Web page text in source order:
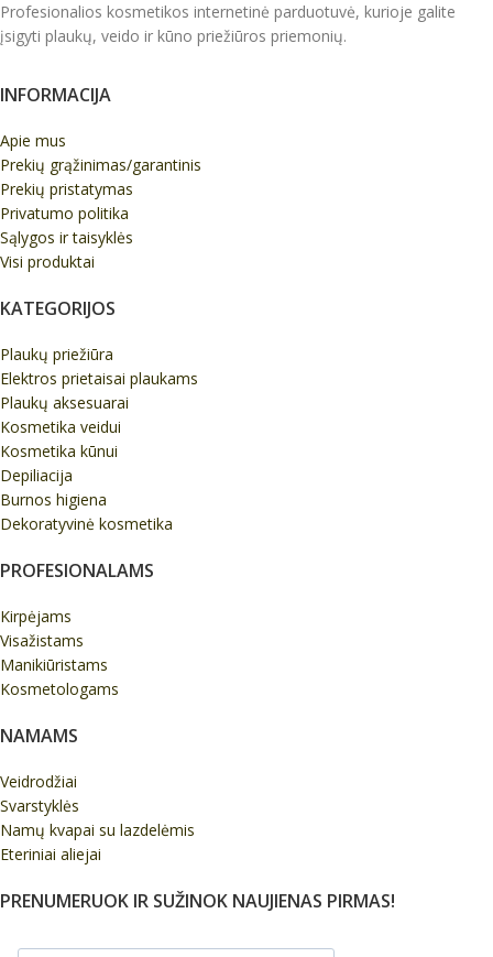
Profesionalios kosmetikos internetinė parduotuvė, kurioje galite
įsigyti plaukų, veido ir kūno priežiūros priemonių.
INFORMACIJA
Apie mus
Prekių grąžinimas/garantinis
Prekių pristatymas
Privatumo politika
Sąlygos ir taisyklės
Visi produktai
KATEGORIJOS
Plaukų priežiūra
Elektros prietaisai plaukams
Plaukų aksesuarai
Kosmetika veidui
Kosmetika kūnui
Depiliacija
Burnos higiena
Dekoratyvinė kosmetika
PROFESIONALAMS
Kirpėjams
Visažistams
Manikiūristams
Kosmetologams
NAMAMS
Veidrodžiai
Svarstyklės
Namų kvapai su lazdelėmis
Eteriniai aliejai
PRENUMERUOK IR SUŽINOK NAUJIENAS PIRMAS!